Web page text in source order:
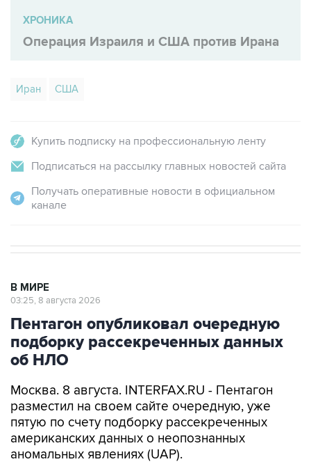
Операция Израиля и США против Ирана
Подписаться на рассылку главных новостей сайта
Получать оперативные новости в официальном
Пентагон опубликовал очередную
подборку рассекреченных данных
об НЛО
Москва. 8 августа. INTERFAX.RU - Пентагон
пятую по счету подборку рассекреченных
американских данных о неопознанных
аномальных явлениях (UAP).
"Министерство войны публикует пятую часть